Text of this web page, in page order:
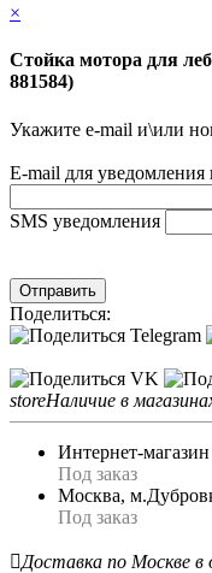
×
Стойка мотора для
881584)
Укажите e-mail и\или
E-mail для
SMS уведомления
Отправить
Поделиться:
storeНаличие в
Интернет-магазин
Под заказ
Москва,
Под заказ
Доставка по Москве в